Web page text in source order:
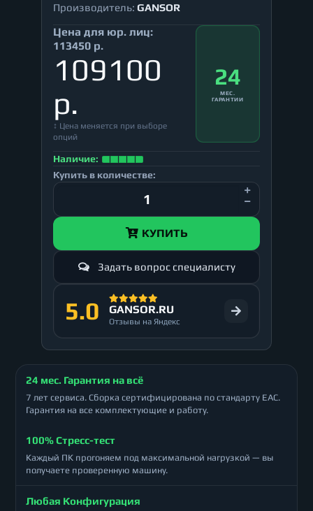
Производитель: GANSOR
Цена для юр. лиц:
113450 р.
109100
р.
↕ Цена меняется при выборе
опций
24
МЕС.
ГАРАНТИИ
Наличие:
Купить в количестве:
КУПИТЬ
Задать вопрос специалисту
5.0 GANSOR.RU
Отзывы на Яндекс
24 мес. Гарантия на всё
7 лет сервиса. Сборка сертифицирована по стандарту ЕАС.
Гарантия на все комплектующие и работу.
100% Стресс-тест
Каждый ПК прогоняем под максимальной нагрузкой — вы
получаете проверенную машину.
Любая Конфигурация